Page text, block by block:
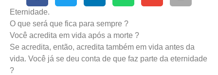
Eternidade.
O que será que fica para sempre ?
Você acredita em vida após a morte ?
Se acredita, então, acredita também em vida antes da
vida. Você já se deu conta de que faz parte da eternidade
?